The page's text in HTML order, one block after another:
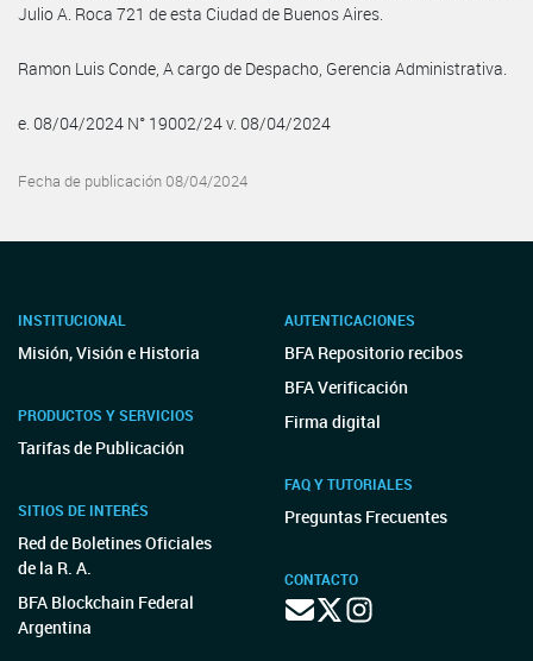
Julio A. Roca 721 de esta Ciudad de Buenos Aires.
Ramon Luis Conde, A cargo de Despacho, Gerencia Administrativa.
e. 08/04/2024 N° 19002/24 v. 08/04/2024
Fecha de publicación 08/04/2024
INSTITUCIONAL
Misión, Visión e Historia
PRODUCTOS Y SERVICIOS
Tarifas de Publicación
SITIOS DE INTERÉS
Red de Boletines Oficiales
de la R. A.
BFA Blockchain Federal
Argentina
AUTENTICACIONES
BFA Repositorio recibos
BFA Verificación
Firma digital
FAQ Y TUTORIALES
Preguntas Frecuentes
CONTACTO